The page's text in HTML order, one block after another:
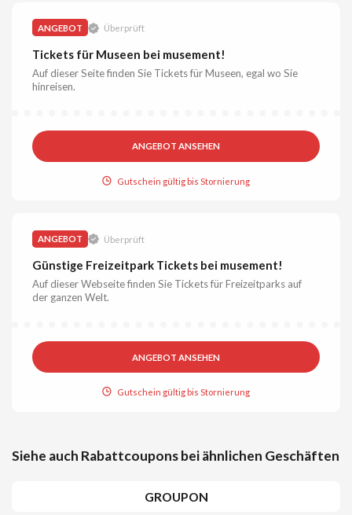
ANGEBOT Überprüft
Tickets für Museen bei musement!
Auf dieser Seite finden Sie Tickets für Museen, egal wo Sie
hinreisen.
ANGEBOT ANSEHEN
Gutschein gültig bis Stornierung
ANGEBOT Überprüft
Günstige Freizeitpark Tickets bei musement!
Auf dieser Webseite finden Sie Tickets für Freizeitparks auf
der ganzen Welt.
ANGEBOT ANSEHEN
Gutschein gültig bis Stornierung
Siehe auch Rabattcoupons bei ähnlichen Geschäften
GROUPON